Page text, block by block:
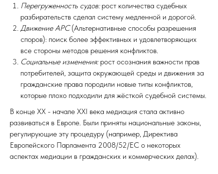
Перегруженность судов:рост количества судебных
разбирательств сделал систему медленной и дорогой.
Движение АРС(Альтернативные способы разрешения
споров): поиск более эффективных и удовлетворяющих
все стороны методов решения конфликтов.
Социальные изменения:рост осознания важности прав
потребителей, защита окружающей среды и движения за
гражданские права породили новые типы конфликтов,
которые плохо подходили для жёсткой судебной системы.
В конце XX - начале XXI века медиация стала активно
развиваться в Европе. Были приняты национальные законы,
регулирующие эту процедуру (например, Директива
Европейского Парламента 2008/52/EC о некоторых
аспектах медиации в гражданских и коммерческих делах).